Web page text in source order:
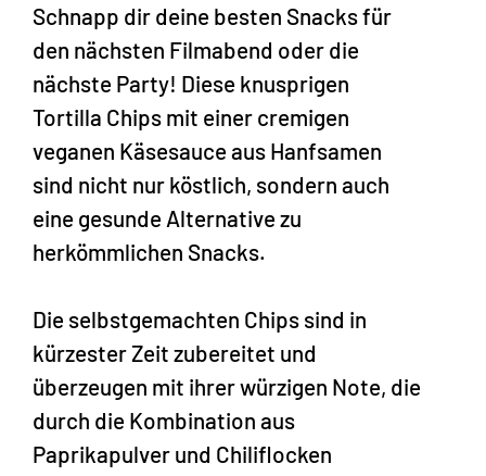
Schnapp dir deine besten Snacks für
den nächsten Filmabend oder die
nächste Party! Diese knusprigen
Tortilla Chips mit einer cremigen
veganen Käsesauce aus Hanfsamen
sind nicht nur köstlich, sondern auch
eine gesunde Alternative zu
herkömmlichen Snacks.
Die selbstgemachten Chips sind in
kürzester Zeit zubereitet und
überzeugen mit ihrer würzigen Note, die
durch die Kombination aus
Paprikapulver und Chiliflocken